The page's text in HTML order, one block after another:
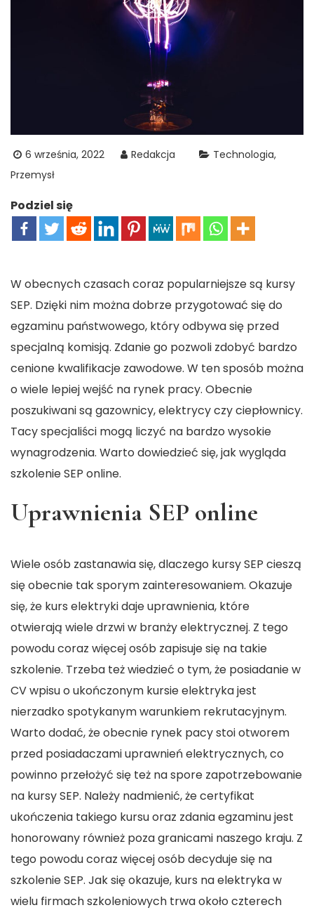
6 września, 2022 Redakcja
Technologia
Przemysł
Podziel się
W obecnych czasach coraz popularniejsze są kursy
SEP. Dzięki nim można dobrze przygotować się do
egzaminu państwowego, który odbywa się przed
specjalną komisją. Zdanie go pozwoli zdobyć bardzo
cenione kwalifikacje zawodowe. W ten sposób można
o wiele lepiej wejść na rynek pracy. Obecnie
poszukiwani są gazownicy, elektrycy czy ciepłownicy.
Tacy specjaliści mogą liczyć na bardzo wysokie
wynagrodzenia. Warto dowiedzieć się, jak wygląda
szkolenie SEP online.
Uprawnienia SEP online
Wiele osób zastanawia się, dlaczego kursy SEP cieszą
się obecnie tak sporym zainteresowaniem. Okazuje
się, że kurs elektryki daje uprawnienia, które
otwierają wiele drzwi w branży elektrycznej. Z tego
powodu coraz więcej osób zapisuje się na takie
szkolenie. Trzeba też wiedzieć o tym, że posiadanie w
CV wpisu o ukończonym kursie elektryka jest
nierzadko spotykanym warunkiem rekrutacyjnym.
Warto dodać, że obecnie rynek pacy stoi otworem
przed posiadaczami uprawnień elektrycznych, co
powinno przełożyć się też na spore zapotrzebowanie
na kursy SEP. Należy nadmienić, że certyfikat
ukończenia takiego kursu oraz zdania egzaminu jest
honorowany również poza granicami naszego kraju. Z
tego powodu coraz więcej osób decyduje się na
szkolenie SEP. Jak się okazuje, kurs na elektryka w
wielu firmach szkoleniowych trwa około czterech